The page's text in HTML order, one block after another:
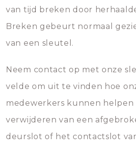
van tijd breken door
Breken gebeurt normaal
van een sleutel.
Neem contact op met onze
velde om uit te vinden hoe
medewerkers kunnen helpen
verwijderen van een
deurslot of het contactslot